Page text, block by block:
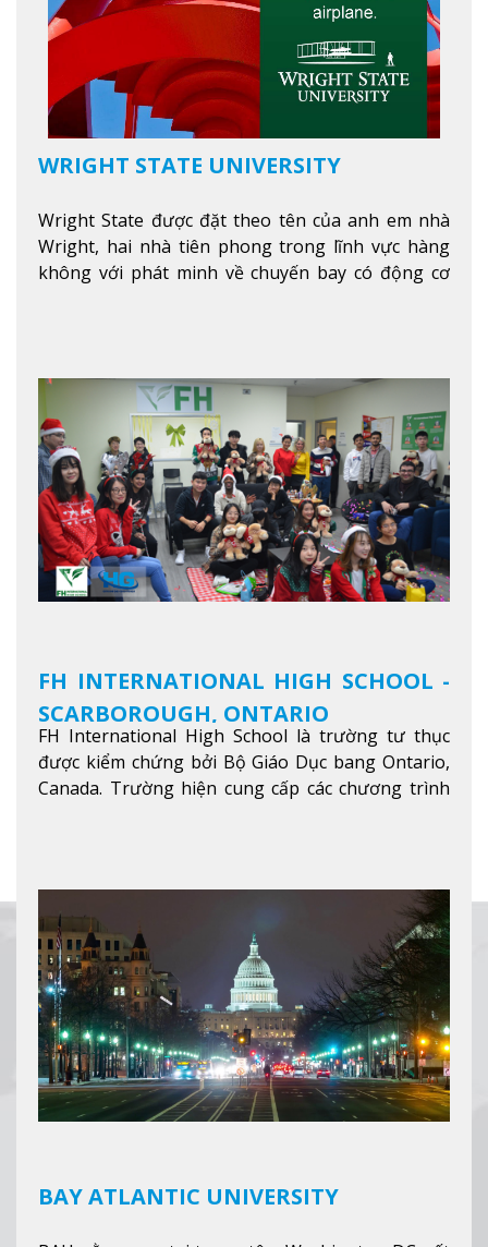
WRIGHT STATE UNIVERSITY
Wright State được đặt theo tên của anh em nhà
Wright, hai nhà tiên phong trong lĩnh vực hàng
không với phát minh về chuyến bay có động cơ
FH INTERNATIONAL HIGH SCHOOL -
SCARBOROUGH, ONTARIO
FH International High School là trường tư thục
được kiểm chứng bởi Bộ Giáo Dục bang Ontario,
Canada. Trường hiện cung cấp các chương trình
nhanh chóng môi trường học tại Canada.Xem
thêm
BAY ATLANTIC UNIVERSITY